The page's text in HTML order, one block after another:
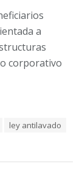
a
corporativo
ley antilavado